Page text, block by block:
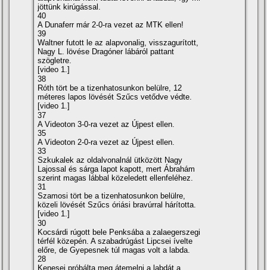
jöttünk kirúgással.
40
A Dunaferr már 2-0-ra vezet az MTK ellen!
39
Waltner futott le az alapvonalig, visszagurí­tott,
Nagy L. lövése Dragóner lábáról pattant
szögletre.
[video 1.]
38
Róth tört be a tizenhatosunkon belülre, 12
méteres lapos lövését Szűcs vetődve védte.
[video 1.]
37
A Videoton 3-0-ra vezet az Újpest ellen.
35
A Videoton 2-0-ra vezet az Újpest ellen.
33
Szkukalek az oldalvonalnál ütközött Nagy
Lajossal és sárga lapot kapott, mert Ábrahám
szerint magas lábbal közeledett ellenfeléhez.
31
Szamosi tört be a tizenhatosunkon belülre,
közeli lövését Szűcs óriási bravúrral hárí­totta.
[video 1.]
30
Kocsárdi rúgott bele Penksába a zalaegerszegi
térfél közepén. A szabadrúgást Lipcsei í­velte
előre, de Gyepesnek túl magas volt a labda.
28
Kenesei próbálta meg átemelni a labdát a